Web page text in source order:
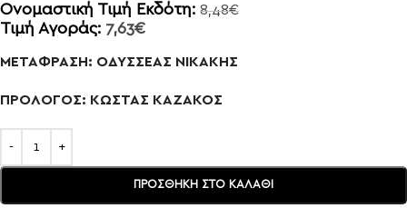
Ονομαστική Τιμή Εκδότη: 8,48€
Τιμή Αγοράς: 7,63€
ΜΕΤΑΦΡΑΣΗ: ΟΔΥΣΣΕΑΣ ΝΙΚΑΚΗΣ
ΠΡΟΛΟΓΟΣ: ΚΩΣΤΑΣ ΚΑΖΑΚΟΣ
ΠΡΟΣΘΉΚΗ ΣΤΟ ΚΑΛΆΘΙ